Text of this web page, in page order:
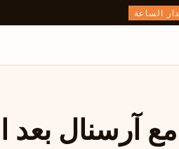
الساعة
آرسنال بعد